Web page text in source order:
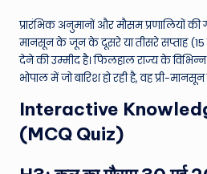
प्रारंभिक अनुमानों और मौसम प्रणालियों
मानसून के जून के दूसरे या तीसरे सप्ताह
देने की उम्मीद है। फिलहाल राज्य के
भोपाल में जो बारिश हो रही है, वह प्री-मानसून
Interactive
(MCQ Quiz)